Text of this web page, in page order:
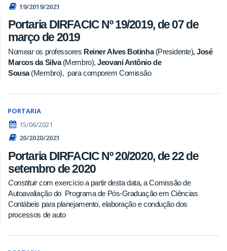
19/2019/2021
Portaria DIRFACIC Nº 19/2019, de 07 de
março de 2019
Nomear os professores Reiner Alves Botinha(Presidente), José
Marcos da Silva(Membro),Jeovani Antônio de
Sousa(Membro), para comporem Comissão
PORTARIA
15/06/2021
20/2020/2021
Portaria DIRFACIC Nº 20/2020, de 22 de
setembro de 2020
Constituircom exercício a partir desta data, a Comissão de
Autoavaliação do Programa de Pós-Graduação em Ciências
Contábeis para planejamento, elaboração e condução dos
processos de auto